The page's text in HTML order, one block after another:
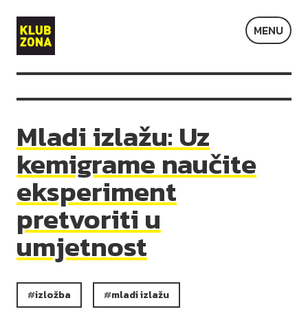
Klub
Zona
MENU
Mladi izlažu: Uz
kemigrame naučite
eksperiment
pretvoriti u
umjetnost
izložba mladi izlažu